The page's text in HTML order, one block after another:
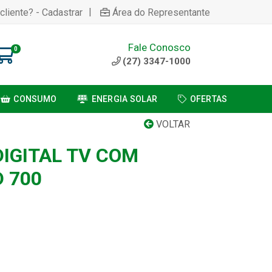
- Cadastrar | Área do Representante
0 Fale Conosco
(27) 3347-1000
CONSUMO ENERGIA SOLAR OFERTAS
VOLTAR
TV COM
700